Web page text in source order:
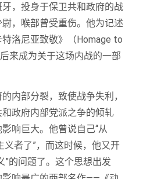
，投身于保卫共和政府的战
，喉部曾受重伤。他为记述
洛尼亚致敬》（Homage to
来成为关于这场内战的一部
内部分裂，致使战争失利，
政府内部党派之争的倾轧
响巨大。他曾说自己“从
者了”，而这时候，他又开
”的问题了。这个思想出发